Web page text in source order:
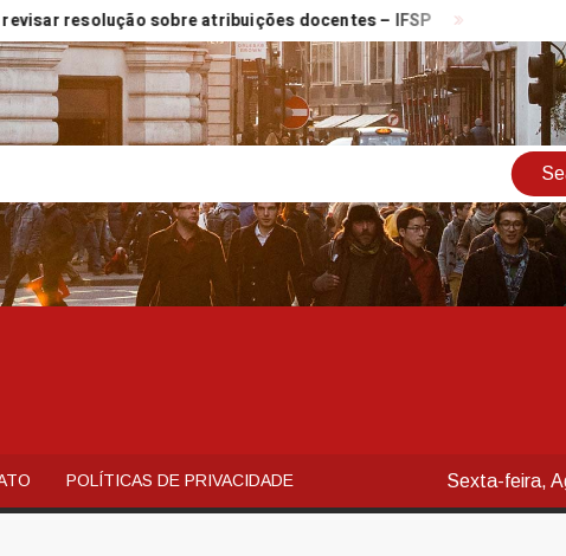
sobre atribuições docentes – IFSP Secretaria da
POLÍTICAS DE PRIVACIDADE Sexta-feira,